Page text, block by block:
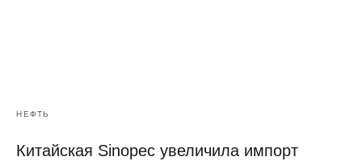
НЕФТЬ
Китайская Sinopec увеличила импорт